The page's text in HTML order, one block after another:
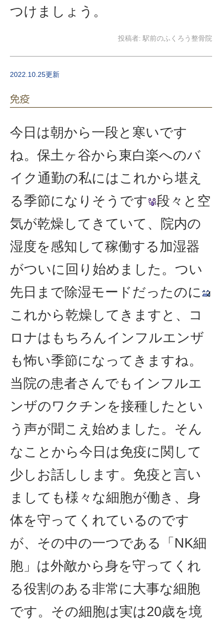
つけましょう。
投稿者: 駅前のふくろう整骨院
2022.10.25更新
免疫
今日は朝から一段と寒いです
ね。保土ヶ谷から東白楽へのバ
イク通勤の私にはこれから堪え
る季節になりそうです
段々と空
気が乾燥してきていて、院内の
湿度を感知して稼働する加湿器
がついに回り始めました。つい
先日まで除湿モードだったのに
これから乾燥してきますと、コ
ロナはもちろんインフルエンザ
も怖い季節になってきますね。
当院の患者さんでもインフルエ
ンザのワクチンを接種したとい
う声が聞こえ始めました。そん
なことから今日は免疫に関して
少しお話しします。免疫と言い
ましても様々な細胞が働き、身
体を守ってくれているのです
が、その中の一つである「NK細
胞」は外敵から身を守ってくれ
る役割のある非常に大事な細胞
です。その細胞は実は20歳を境